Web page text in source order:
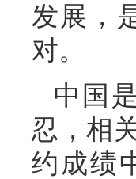
发展，
对。
中国
忍，相
约成绩